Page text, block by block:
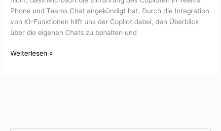
Phone und Teams Chat angekündigt hat. Durch die Integration
von KI-Funktionen hilft uns der Copilot dabei, den Überblick
über die eigenen Chats zu behalten und
Weiterlesen »